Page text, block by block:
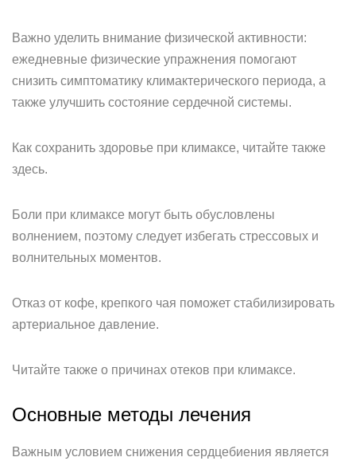
Важно уделить внимание физической активности:
ежедневные физические упражнения помогают
снизить симптоматику климактерического периода, а
также улучшить состояние сердечной системы.
Как сохранить здоровье при климаксе, читайте также
здесь.
Боли при климаксе могут быть обусловлены
волнением, поэтому следует избегать стрессовых и
волнительных моментов.
Отказ от кофе, крепкого чая поможет стабилизировать
артериальное давление.
Читайте также о причинах отеков при климаксе.
Основные методы лечения
Важным условием снижения сердцебиения является